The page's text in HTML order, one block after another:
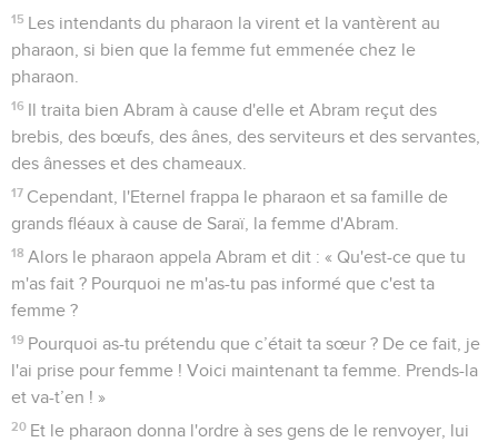
15 Les intendants du pharaon la virent et la vantèrent au
pharaon, si bien que la femme fut emmenée chez le
pharaon.
16 Il traita bien Abram à cause d'elle et Abram reçut des
brebis, des bœufs, des ânes, des serviteurs et des servantes,
des ânesses et des chameaux.
17 Cependant, l'Eternel frappa le pharaon et sa famille de
grands fléaux à cause de Saraï, la femme d'Abram.
18 Alors le pharaon appela Abram et dit : « Qu'est-ce que tu
m'as fait ? Pourquoi ne m'as-tu pas informé que c'est ta
femme ?
19 Pourquoi as-tu prétendu que c’était ta sœur ? De ce fait, je
l'ai prise pour femme ! Voici maintenant ta femme. Prends-la
et va-t’en ! »
20 Et le pharaon donna l'ordre à ses gens de le renvoyer, lui